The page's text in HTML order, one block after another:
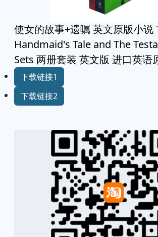
使女的故事+遗嘱 英文原版小说
Handmaid's Tale and The
Sets 两册套装 英文版 进口英语
下载链接1
下载链接2